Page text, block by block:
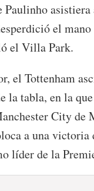
asistiera
el
el Villa Park.
el Tottenham
la tabla, en la
City de
a una victoria
líder de la